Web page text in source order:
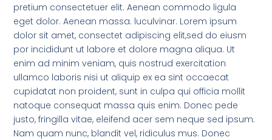
pretium consectetuer elit. Aenean commodo ligula
eget dolor. Aenean massa. luculvinar. Lorem ipsum
dolor sit amet, consectet adipiscing elit,sed do eiusm
por incididunt ut labore et dolore magna aliqua. Ut
enim ad minim veniam, quis nostrud exercitation
ullamco laboris nisi ut aliquip ex ea sint occaecat
cupidatat non proident, sunt in culpa qui officia mollit
natoque consequat massa quis enim. Donec pede
justo, fringilla vitae, eleifend acer sem neque sed ipsum.
Nam quam nunc, blandit vel, ridiculus mus. Donec